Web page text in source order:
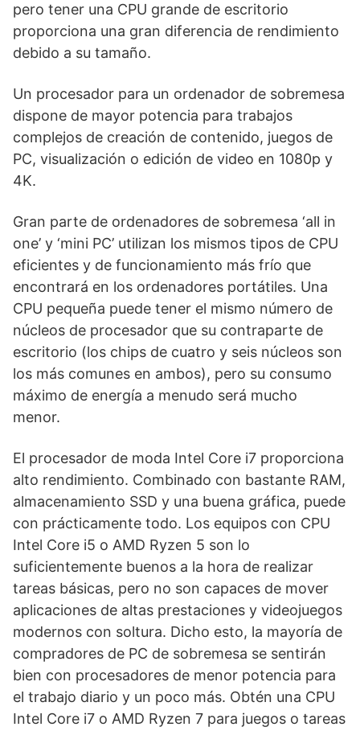
pero tener una CPU grande de escritorio
proporciona una gran diferencia de rendimiento
debido a su tamaño.
Un procesador para un ordenador de sobremesa
dispone de mayor potencia para trabajos
complejos de creación de contenido, juegos de
PC, visualización o edición de video en 1080p y
4K.
Gran parte de ordenadores de sobremesa ‘all in
one’ y ‘mini PC’ utilizan los mismos tipos de CPU
eficientes y de funcionamiento más frío que
encontrará en los ordenadores portátiles. Una
CPU pequeña puede tener el mismo número de
núcleos de procesador que su contraparte de
escritorio (los chips de cuatro y seis núcleos son
los más comunes en ambos), pero su consumo
máximo de energía a menudo será mucho
menor.
El procesador de moda Intel Core i7 proporciona
alto rendimiento. Combinado con bastante RAM,
almacenamiento SSD y una buena gráfica, puede
con prácticamente todo. Los equipos con CPU
Intel Core i5 o AMD Ryzen 5 son lo
suficientemente buenos a la hora de realizar
tareas básicas, pero no son capaces de mover
aplicaciones de altas prestaciones y videojuegos
modernos con soltura. Dicho esto, la mayoría de
compradores de PC de sobremesa se sentirán
bien con procesadores de menor potencia para
el trabajo diario y un poco más. Obtén una CPU
Intel Core i7 o AMD Ryzen 7 para juegos o tareas